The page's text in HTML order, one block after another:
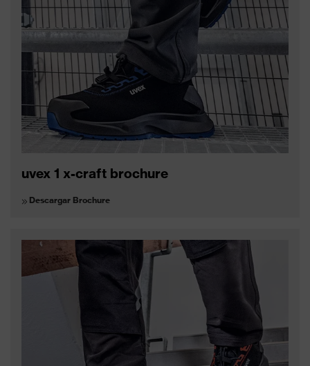
uvex 1 x-craft brochure
Descargar Brochure